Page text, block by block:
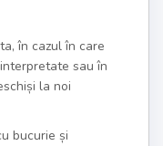
în cazul în care
sau în
la noi
bucurie și